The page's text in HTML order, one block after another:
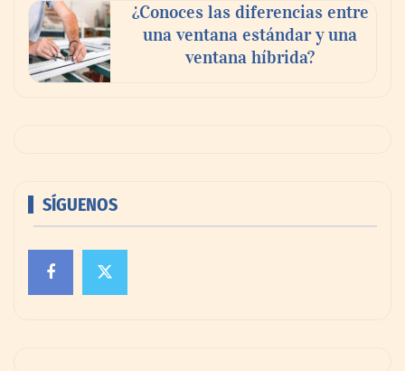
¿Conoces las diferencias entre
una ventana estándar y una
ventana híbrida?
SÍGUENOS